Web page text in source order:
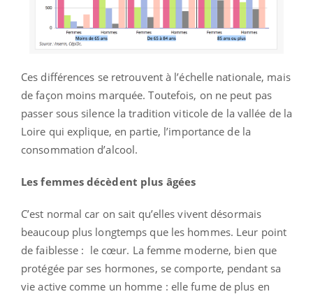
Ces différences se retrouvent à l’échelle nationale, mais
de façon moins marquée. Toutefois, on ne peut pas
passer sous silence la tradition viticole de la vallée de la
Loire qui explique, en partie, l’importance de la
consommation d’alcool.
Les femmes décèdent plus âgées
C’est normal car on sait qu’elles vivent désormais
beaucoup plus longtemps que les hommes. Leur point
de faiblesse : le cœur. La femme moderne, bien que
protégée par ses hormones, se comporte, pendant sa
vie active comme un homme : elle fume de plus en